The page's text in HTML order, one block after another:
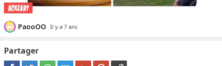
PaooOO Il y a 7 ans
Partager